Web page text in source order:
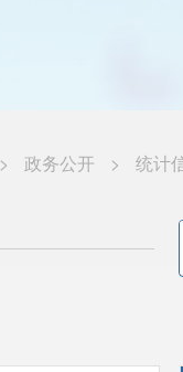
> 政务公开 > 统计